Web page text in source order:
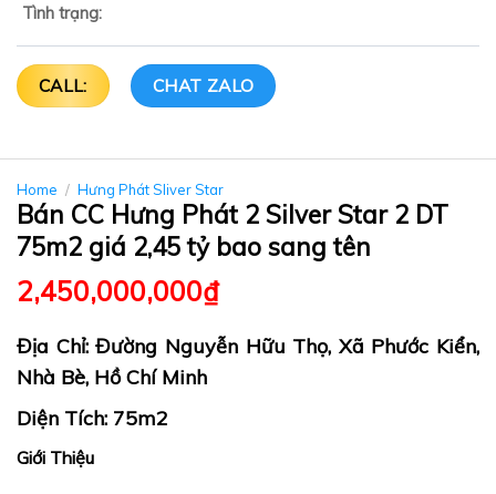
Tình trạng:
CALL: CHAT ZALO
Home / Hưng Phát Sliver Star
Bán CC Hưng Phát 2 Silver Star 2 DT
75m2 giá 2,45 tỷ bao sang tên
2,450,000,000₫
Địa Chỉ: Đường Nguyễn Hữu Thọ, Xã Phước Kiển,
Nhà Bè, Hồ Chí Minh
Diện Tích: 75m2
Giới Thiệu